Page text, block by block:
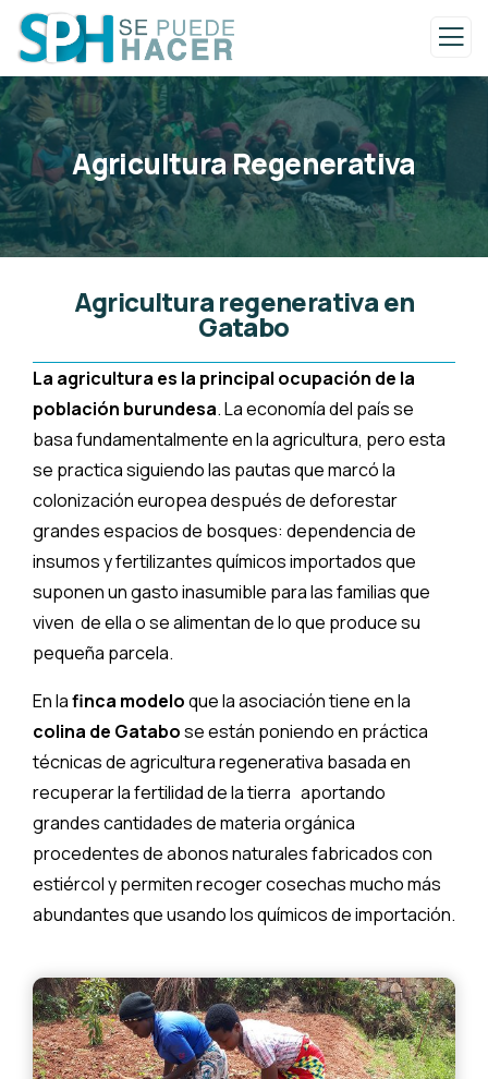
Agricultura Regenerativa
Agricultura regenerativa en
Gatabo
La agricultura es la principal ocupación de la
población burundesa. La economía del país se
basa fundamentalmente en la agricultura, pero esta
se practica siguiendo las pautas que marcó la
colonización europea después de deforestar
grandes espacios de bosques: dependencia de
insumos y fertilizantes químicos importados que
suponen un gasto inasumible para las familias que
viven de ella o se alimentan de lo que produce su
pequeña parcela.
En lafinca modeloque la asociación tiene en la
colina de Gatabose están poniendo en práctica
técnicas de agricultura regenerativa basada en
recuperar la fertilidad de la tierra aportando
grandes cantidades de materia orgánica
procedentes de abonos naturales fabricados con
estiércol y permiten recoger cosechas mucho más
abundantes que usando los químicos de importación.